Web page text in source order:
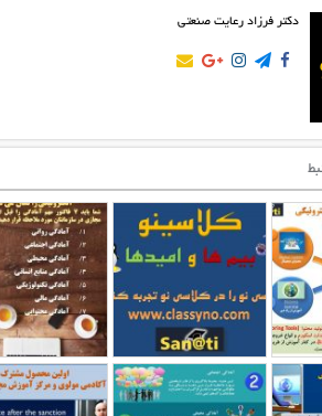
دکتر فرزاد رعایت صنعتی